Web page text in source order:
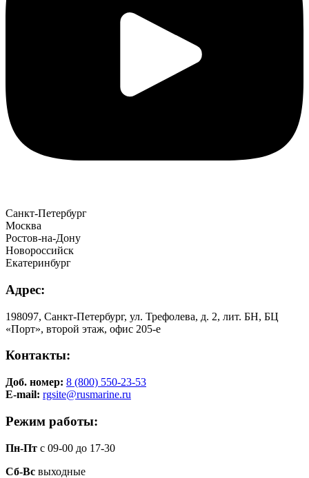
Санкт-Петербург
Москва
Ростов-на-Дону
Новороссийск
Екатеринбург
Адрес:
198097, Санкт-Петербург, ул. Трефолева, д. 2, лит. БН, БЦ
«Порт», второй этаж, офис 205-е
Контакты:
Доб. номер: 8 (800) 550-23-53
E-mail: rgsite@rusmarine.ru
Режим работы:
Пн-Пт с 09-00 до 17-30
Сб-Вс выходные